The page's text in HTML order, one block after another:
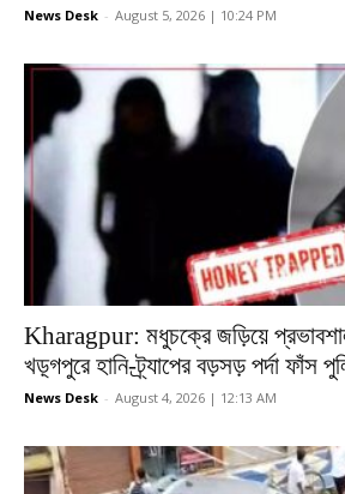
News Desk - August 5, 2026 | 10:24 PM
Kharagpur: মধুচক্রে জড়িয়ে
খড়্গপুরে হানি-ট্র্যাপের বড়সড় পর্দা ফাঁস
News Desk - August 4, 2026 | 12:13 AM